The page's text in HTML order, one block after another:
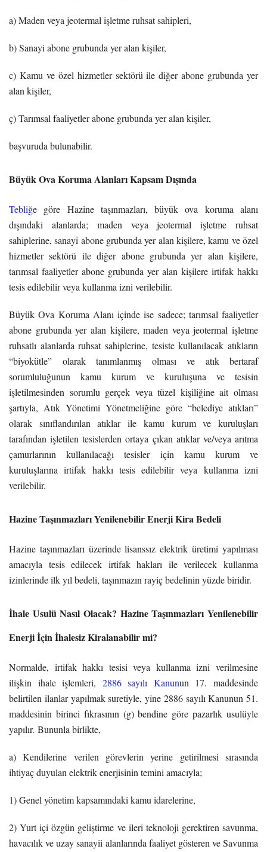
a) Maden veya jeotermal işletme ruhsat sahipleri,
b) Sanayi abone grubunda yer alan kişiler,
c) Kamu ve özel hizmetler sektörü ile diğer abone grubunda yer
alan kişiler,
ç) Tarımsal faaliyetler abone grubunda yer alan kişiler,
başvuruda bulunabilir.
Büyük Ova Koruma Alanları Kapsam Dışında
Tebliğe göre Hazine taşınmazları, büyük ova koruma alanı
dışındaki alanlarda; maden veya jeotermal işletme ruhsat
sahiplerine, sanayi abone grubunda yer alan kişilere, kamu ve özel
hizmetler sektörü ile diğer abone grubunda yer alan kişilere,
tarımsal faaliyetler abone grubunda yer alan kişilere irtifak hakkı
tesis edilebilir veya kullanma izni verilebilir.
Büyük Ova Koruma Alanı içinde ise sadece; tarımsal faaliyetler
abone grubunda yer alan kişilere, maden veya jeotermal işletme
ruhsatlı alanlarda ruhsat sahiplerine, tesiste kullanılacak atıkların
“biyokütle” olarak tanımlanmış olması ve atık bertaraf
sorumluluğunun kamu kurum ve kuruluşuna ve tesisin
işletilmesinden sorumlu gerçek veya tüzel kişiliğine ait olması
şartıyla, Atık Yönetimi Yönetmeliğine göre “belediye atıkları”
olarak sınıflandırılan atıklar ile kamu kurum ve kuruluşları
tarafından işletilen tesislerden ortaya çıkan atıklar ve/veya arıtma
çamurlarının kullanılacağı tesisler için kamu kurum ve
kuruluşlarına irtifak hakkı tesis edilebilir veya kullanma izni
verilebilir.
Hazine Taşınmazları Yenilenebilir Enerji Kira Bedeli
Hazine taşınmazları üzerinde lisanssız elektrik üretimi yapılması
amacıyla tesis edilecek irtifak hakları ile verilecek kullanma
izinlerinde ilk yıl bedeli, taşınmazın rayiç bedelinin yüzde biridir.
İhale Usulü Nasıl Olacak? Hazine Taşınmazları Yenilenebilir
Enerji İçin İhalesiz Kiralanabilir mi?
Normalde, irtifak hakkı tesisi veya kullanma izni verilmesine
ilişkin ihale işlemleri, 2886 sayılı Kanunun 17. maddesinde
belirtilen ilanlar yapılmak suretiyle, yine 2886 sayılı Kanunun 51.
maddesinin birinci fıkrasının (g) bendine göre pazarlık usulüyle
yapılır. Bununla birlikte,
a) Kendilerine verilen görevlerin yerine getirilmesi sırasında
ihtiyaç duyulan elektrik enerjisinin temini amacıyla;
1) Genel yönetim kapsamındaki kamu idarelerine,
2) Yurt içi özgün geliştirme ve ileri teknoloji gerektiren savunma,
havacılık ve uzay sanayii alanlarında faaliyet gösteren ve Savunma